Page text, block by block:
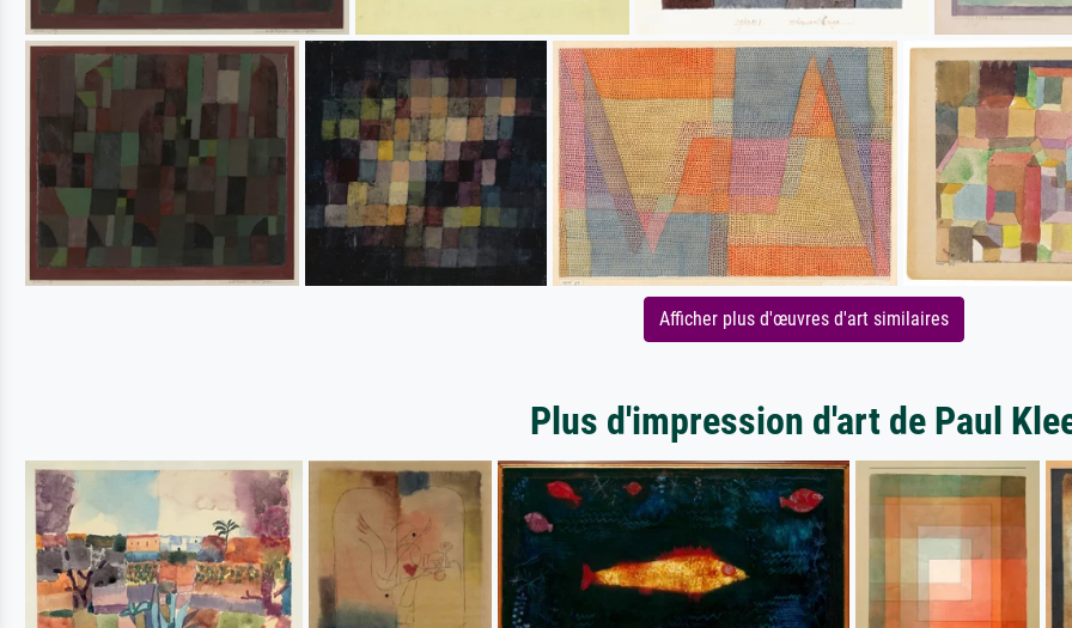
Afficher plus d'œuvres d'art similaires
Plus d'impression d'art de Paul